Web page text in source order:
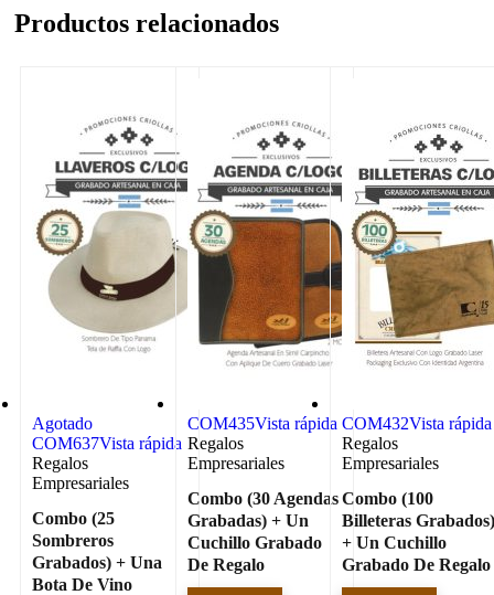
Productos relacionados
Agotado
COM637Vista rápida
Regalos
Empresariales
Combo (25
Sombreros
Grabados) + Una
Bota De Vino
COM435Vista rápida
Regalos
Empresariales
Combo (30 Agendas
Grabadas) + Un
Cuchillo Grabado
De Regalo
COM432Vista rápida
Regalos
Empresariales
Combo (100
Billeteras
+ Un Cuchillo
Grabado De Regalo